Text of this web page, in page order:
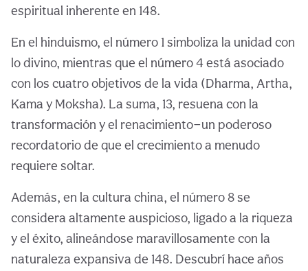
espiritual inherente en 148.
En el hinduismo, el número 1 simboliza la unidad con
lo divino, mientras que el número 4 está asociado
con los cuatro objetivos de la vida (Dharma, Artha,
Kama y Moksha). La suma, 13, resuena con la
transformación y el renacimiento—un poderoso
recordatorio de que el crecimiento a menudo
requiere soltar.
Además, en la cultura china, el número 8 se
considera altamente auspicioso, ligado a la riqueza
y el éxito, alineándose maravillosamente con la
naturaleza expansiva de 148. Descubrí hace años